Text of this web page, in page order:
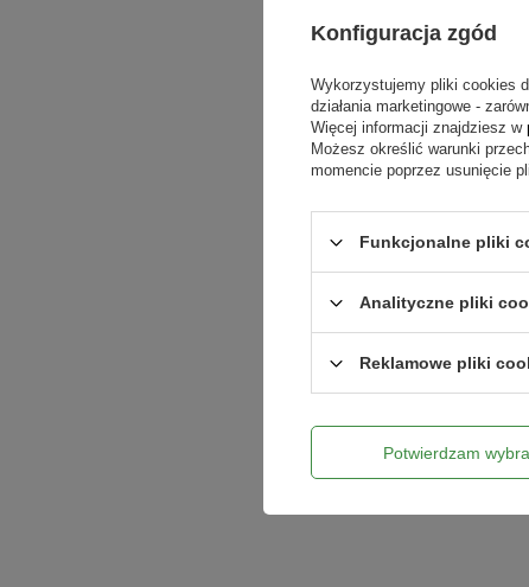
Treść twojej
Dodaj
Twoje imię
Twój email
Konfiguracja zgód
Wykorzystujemy pliki cookies
działania marketingowe -
Więcej informacji znajdziesz w
Możesz określić warunki
momencie poprzez usunięcie
Funkcjonalne pliki
Analityczne pliki
Reklamowe pliki
Potwierdzam